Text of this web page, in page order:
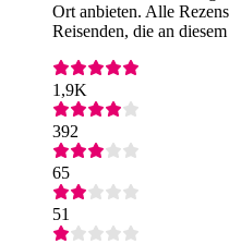
Ort anbieten. Alle
Reisenden, die an
1,9K
392
65
51